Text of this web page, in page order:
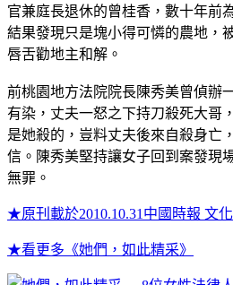
官兼庭長退休的曾桂香，數十年前
結果發現只是塊小得可憐的農地，
唇舌勸地主和解。
前桃園地方法院院長陳秀美曾偵辦
有染，丈夫一怒之下持刀殺死大哥
是她殺的，豈料丈夫後來自殺身亡
信。陳秀美堅持讓女子回到案發現
無罪。
★原刊載於2010.10.31中國時報 文
★看更多《她們，如此精采》